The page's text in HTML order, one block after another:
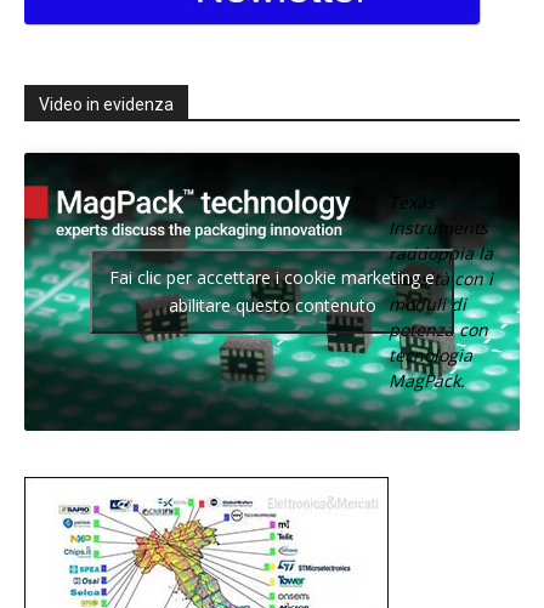
Video in evidenza
Texas
Instruments
raddoppia la
densità con i
moduli di
potenza con
tecnologia
MagPack.
Fai clic per accettare i cookie marketing e
abilitare questo contenuto